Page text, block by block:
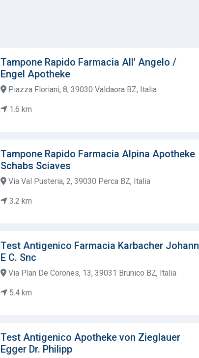
Tampone Rapido Farmacia All' Angelo /
Engel Apotheke
Piazza Floriani, 8, 39030 Valdaora BZ, Italia
1.6 km
Tampone Rapido Farmacia Alpina Apotheke
Schabs Sciaves
Via Val Pusteria, 2, 39030 Perca BZ, Italia
3.2 km
Test Antigenico Farmacia Karbacher Johann
E C. Snc
Via Plan De Corones, 13, 39031 Brunico BZ, Italia
5.4 km
Test Antigenico Apotheke von Zieglauer
Egger Dr. Philipp